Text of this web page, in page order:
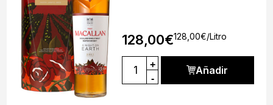
128,00€128,00€/Litro
+
-
Añadir